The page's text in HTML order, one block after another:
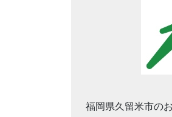
福岡県久留米市の